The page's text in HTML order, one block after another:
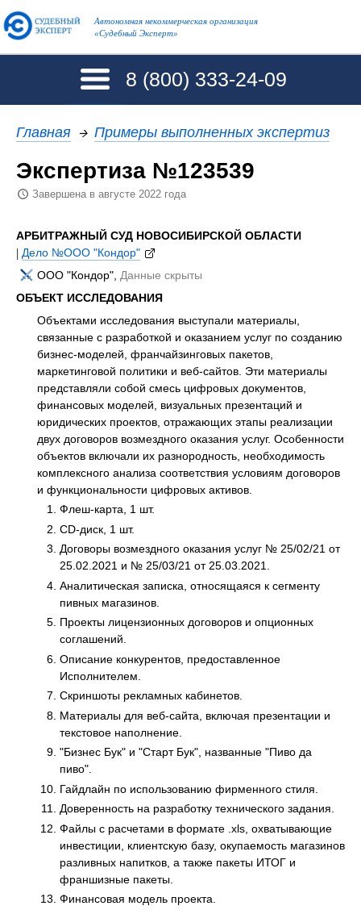
Автономная некоммерческая организация
«Судебный Эксперт»
8 (800) 333-24-09
Главная → Примеры выполненных экспертиз
Экспертиза №123539
Завершена в августе 2022 года
АРБИТРАЖНЫЙ СУД НОВОСИБИРСКОЙ ОБЛАСТИ
| Дело №ООО "Кондор"
ООО "Кондор", Данные скрыты
ОБЪЕКТ ИССЛЕДОВАНИЯ
Объектами исследования выступали материалы,
связанные с разработкой и оказанием услуг по созданию
бизнес-моделей, франчайзинговых пакетов,
маркетинговой политики и веб-сайтов. Эти материалы
представляли собой смесь цифровых документов,
финансовых моделей, визуальных презентаций и
юридических проектов, отражающих этапы реализации
двух договоров возмездного оказания услуг. Особенности
объектов включали их разнородность, необходимость
комплексного анализа соответствия условиям договоров
и функциональности цифровых активов.
Флеш-карта, 1 шт.
CD-диск, 1 шт.
Договоры возмездного оказания услуг № 25/02/21 от
25.02.2021 и № 25/03/21 от 25.03.2021.
Аналитическая записка, относящаяся к сегменту
пивных магазинов.
Проекты лицензионных договоров и опционных
соглашений.
Описание конкурентов, предоставленное
Исполнителем.
Скриншоты рекламных кабинетов.
Материалы для веб-сайта, включая презентации и
текстовое наполнение.
"Бизнес Бук" и "Старт Бук", названные "Пиво да
пиво".
Гайдлайн по использованию фирменного стиля.
Доверенность на разработку технического задания.
Файлы с расчетами в формате .xls, охватывающие
инвестиции, клиентскую базу, окупаемость магазинов
разливных напитков, а также пакеты ИТОГ и
франшизные пакеты.
Финансовая модель проекта.